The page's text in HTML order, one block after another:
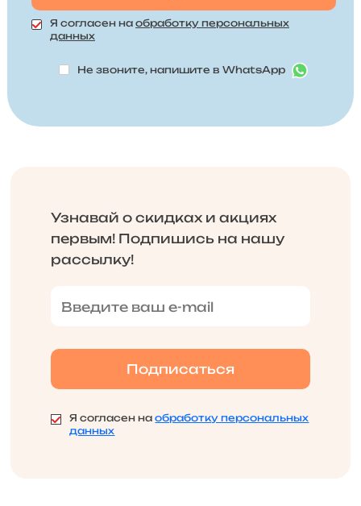
Я согласен на обработку персональных
данных
Не звоните, напишите в WhatsApp
Узнавай о скидках и акциях
первым! Подпишись на нашу
рассылку!
Я согласен наобработку персональных
данных